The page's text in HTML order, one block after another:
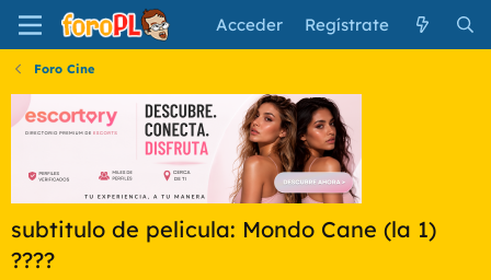
Acceder Regístrate
Foro Cine
subtitulo de pelicula: Mondo Cane (la 1)
????